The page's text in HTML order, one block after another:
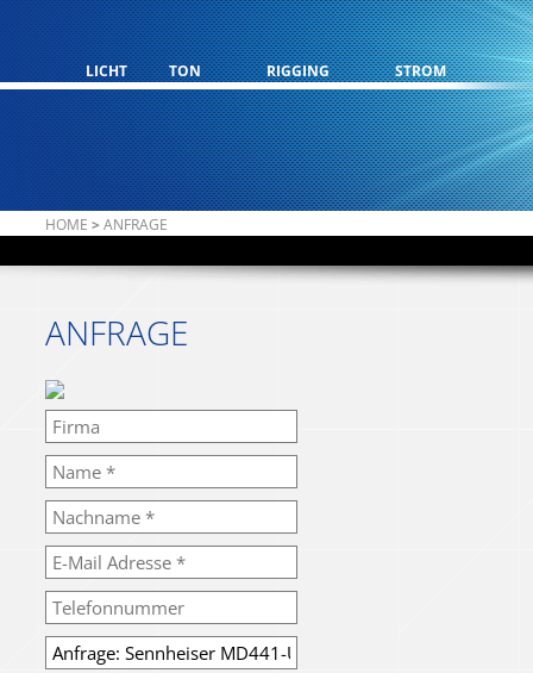
LICHT TON RIGGING STROM
HOME >ANFRAGE
ANFRAGE